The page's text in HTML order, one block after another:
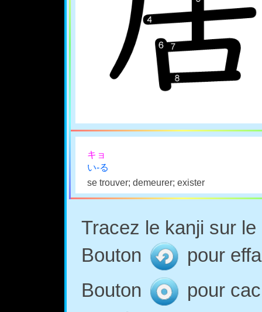
キョ
い-る
se trouver; demeurer; exister
Tracez le kanji sur
Bouton
pour
Bouton
pour